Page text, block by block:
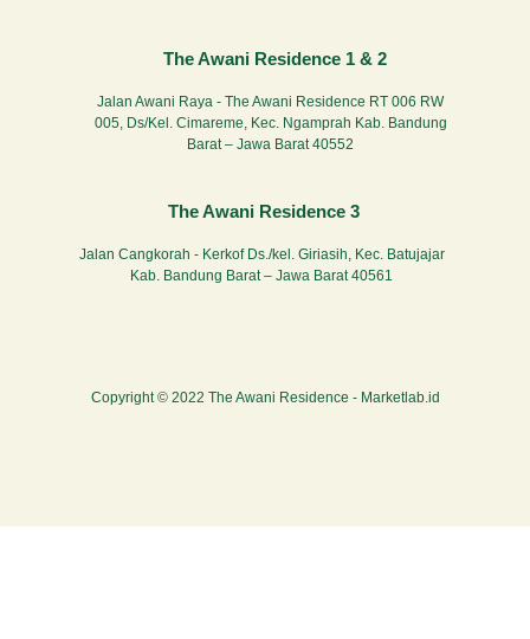
The Awani Residence 1 & 2
Jalan Awani Raya - The Awani Residence RT 006 RW
005, Ds/Kel. Cimareme, Kec. Ngamprah Kab. Bandung
Barat – Jawa Barat 40552
The Awani Residence 3
Jalan Cangkorah - Kerkof Ds./kel. Giriasih, Kec. Batujajar
Kab. Bandung Barat – Jawa Barat 40561
Copyright © 2022 The Awani Residence - Marketlab.id